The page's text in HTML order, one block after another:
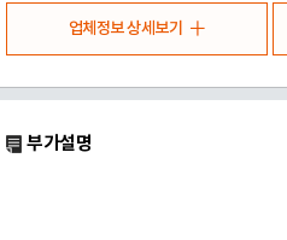
업체정보 상세보기
부가설명